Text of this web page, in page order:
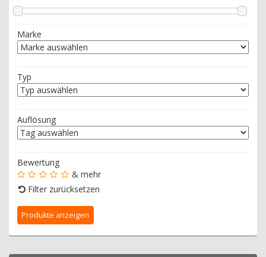
Marke
Typ
Auflösung
Bewertung
& mehr
Filter zurücksetzen